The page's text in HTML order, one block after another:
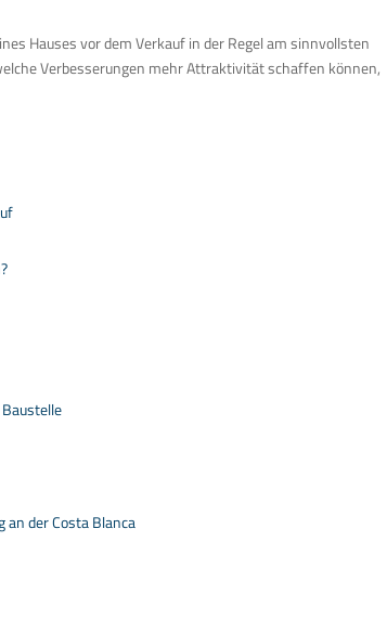
Hauses vor dem Verkauf in der Regel am sinnvollsten
Verbesserungen mehr Attraktivität schaffen können,
an der Costa Blanca